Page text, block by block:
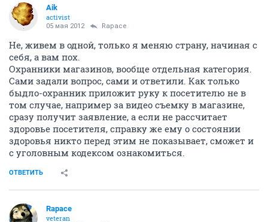
Aik
activist
05 мая 2012 Rapace
Не, живем в одной, только я меняю страну, начиная с
себя, а вам пох.
Охранники магазинов, вообще отдельная категория.
Сами задали вопрос, сами и ответили. Как только
быдло-охранник приложит руку к посетителю не в
том случае, например за видео съемку в магазине,
сразу получит заявление, а если не рассчитает
здоровье посетителя, справку же ему о состоянии
здоровья никто перед этим не показывает, сможет и
с уголовным кодексом ознакомиться.
ОТВЕТИТЬ
Rapace
veteran